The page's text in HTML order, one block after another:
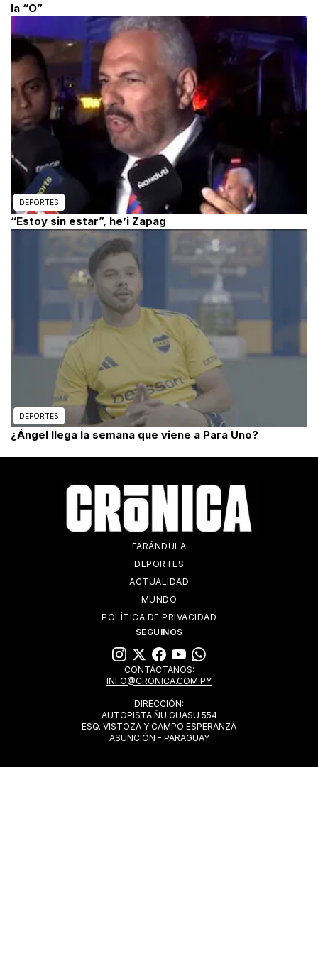
la “O”
DEPORTES
“Estoy sin estar”, he’i Zapag
DEPORTES
¿Ángel llega la semana que viene a Para Uno?
FARÁNDULA
DEPORTES
ACTUALIDAD
MUNDO
POLÍTICA DE PRIVACIDAD
SEGUINOS
CONTÁCTANOS:
INFO@CRONICA.COM.PY
DIRECCIÓN:
AUTOPISTA ÑU GUASU 554
ESQ. VISTOZA Y CAMPO ESPERANZA
ASUNCIÓN - PARAGUAY